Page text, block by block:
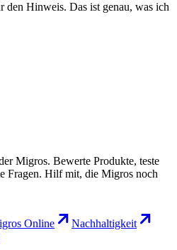
den Hinweis. Das ist genau, was ich
Migros. Bewerte Produkte, teste
Fragen. Hilf mit, die Migros noch
Online
Nachhaltigkeit